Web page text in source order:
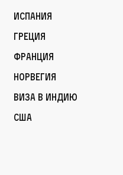
Испания
Греция
Франция
Норвегия
Виза в Индию
США